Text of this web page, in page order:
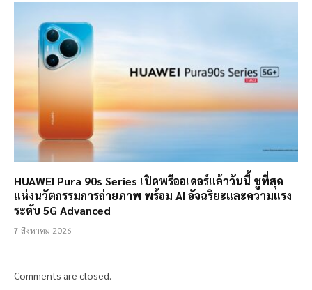
HUAWEI Pura 90s Series เปิดพรีออเดอร์แล้ววันนี้ ชูที่สุด
แห่งนวัตกรรมการถ่ายภาพ พร้อม AI อัจฉริยะและความแรง
ระดับ 5G Advanced
7 สิงหาคม 2026
Comments are closed.